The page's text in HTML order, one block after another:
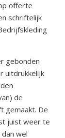
offerte
schriftelijk
gebonden
uitdrukkelijk
de
gemaakt. De
juist weer te
wel